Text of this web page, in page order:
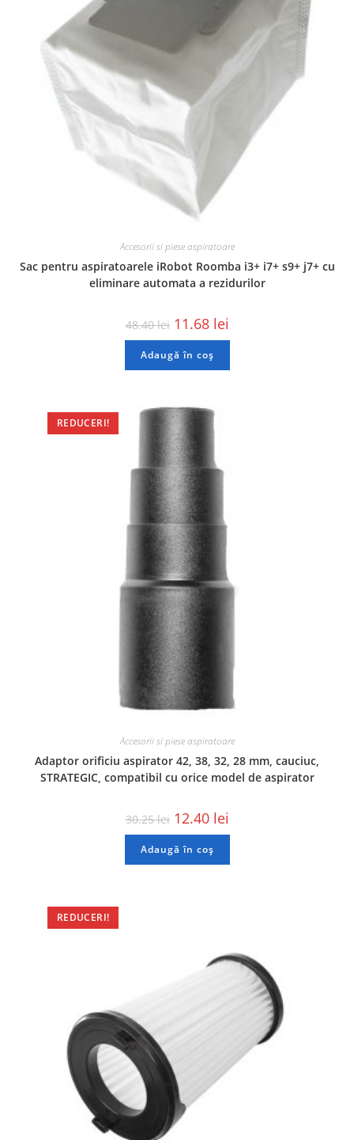
Accesorii si piese aspiratoare
Sac pentru aspiratoarele iRobot Roomba i3+ i7+ s9+ j7+ cu
eliminare automata a rezidurilor
48.40lei 11.68 lei
Adaugă în coș
REDUCERI!
Accesorii si piese aspiratoare
Adaptor orificiu aspirator 42, 38, 32, 28 mm, cauciuc,
STRATEGIC, compatibil cu orice model de aspirator
30.25lei 12.40 lei
Adaugă în coș
REDUCERI!